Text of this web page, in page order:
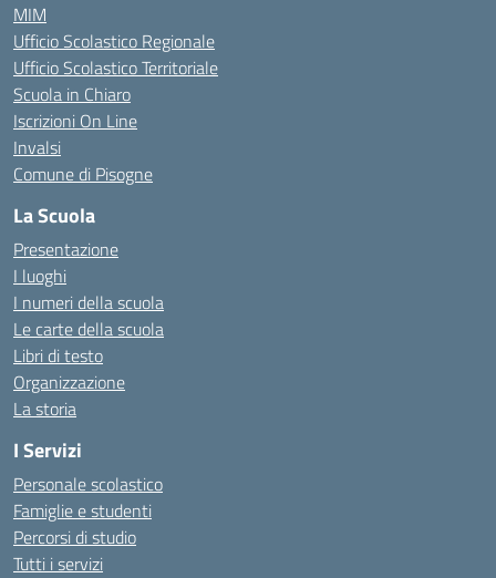
MIM
Ufficio Scolastico Regionale
Ufficio Scolastico Territoriale
Scuola in Chiaro
Iscrizioni On Line
Invalsi
Comune di Pisogne
La Scuola
Presentazione
I luoghi
I numeri della scuola
Le carte della scuola
Libri di testo
Organizzazione
La storia
I Servizi
Personale scolastico
Famiglie e studenti
Percorsi di studio
Tutti i servizi